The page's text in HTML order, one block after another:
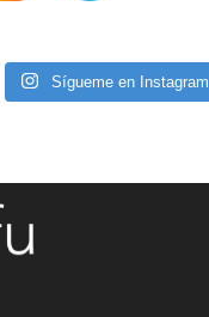
Sígueme en Instagram